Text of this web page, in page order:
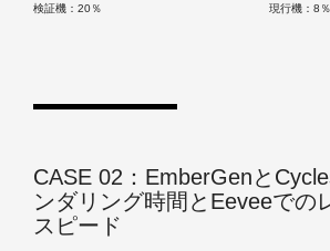
検証機：20％ 現行機：8％
CASE 02：EmberGenと
ンダリング時間とEeveeでの
スピード